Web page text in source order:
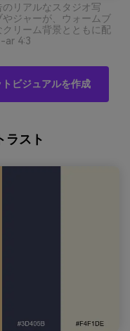
リアルなスタジオ写
ジャーが、ウォームブ
リーム背景とともに配
ar 4:3
ビジュアルを作成
ラスト